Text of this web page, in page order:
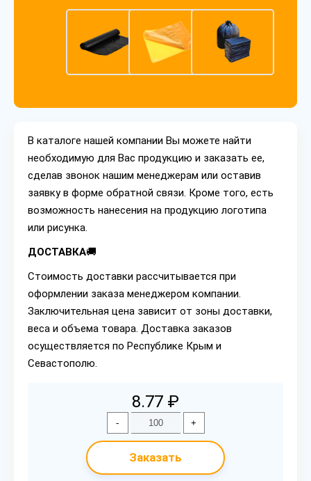
В каталоге нашей компании Вы можете найти
необходимую для Вас продукцию и заказать ее,
сделав звонок нашим менеджерам или оставив
заявку в форме обратной связи. Кроме того, есть
возможность нанесения на продукцию логотипа
или рисунка.
ДОСТАВКА🚚
Стоимость доставки рассчитывается при
оформлении заказа менеджером компании.
Заключительная цена зависит от зоны доставки,
веса и объема товара. Доставка заказов
осуществляется по Республике Крым и
Севастополю.
8.77 ₽
- +
Заказать